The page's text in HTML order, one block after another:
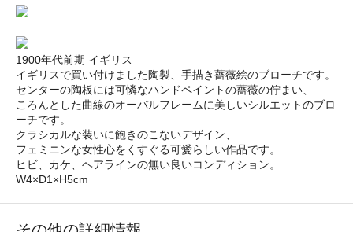
1900年代前期 イギリス
イギリスで買い付けました陶製、手描き薔薇絵のブローチです。
センターの陶板には可憐なハンドペイントの薔薇の佇まい、
ころんとした曲線のオーバルフレームに美しいシルエットのブロ
ーチです。
クラシカルな装いに飽きのこないデザイン、
フェミニンな女性心をくすぐる可愛らしい作品です。
ヒビ、カケ、ヘアラインの無い良いコンディション。
W4×D1×H5cm